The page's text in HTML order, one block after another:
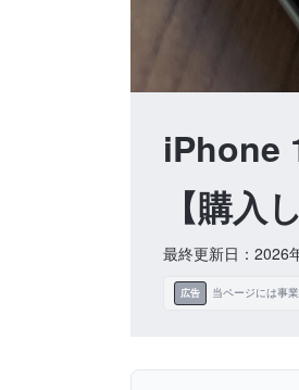
iPhone
【購入
最終更新日：2026
広告 当ページには事